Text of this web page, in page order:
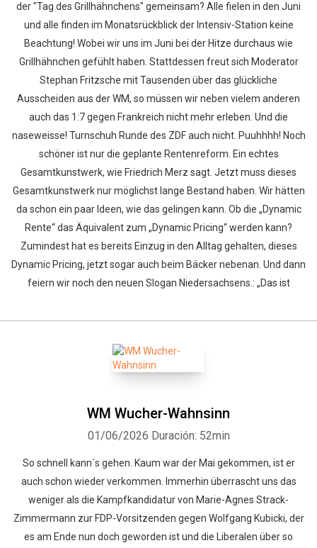
der "Tag des Grillhähnchens" gemeinsam? Alle fielen in den Juni
und alle finden im Monatsrückblick der Intensiv-Station keine
Beachtung! Wobei wir uns im Juni bei der Hitze durchaus wie
Grillhähnchen gefühlt haben. Stattdessen freut sich Moderator
Stephan Fritzsche mit Tausenden über das glückliche
Ausscheiden aus der WM, so müssen wir neben vielem anderen
auch das 1:7 gegen Frankreich nicht mehr erleben. Und die
naseweisse! Turnschuh Runde des ZDF auch nicht. Puuhhhh! Noch
schöner ist nur die geplante Rentenreform. Ein echtes
Gesamtkunstwerk, wie Friedrich Merz sagt. Jetzt muss dieses
Gesamtkunstwerk nur möglichst lange Bestand haben. Wir hätten
da schon ein paar Ideen, wie das gelingen kann. Ob die „Dynamic
Rente“ das Äquivalent zum „Dynamic Pricing“ werden kann?
Zumindest hat es bereits Einzug in den Alltag gehalten, dieses
Dynamic Pricing, jetzt sogar auch beim Bäcker nebenan. Und dann
feiern wir noch den neuen Slogan Niedersachsens.: „Das ist
WM Wucher-Wahnsinn
01/06/2026 Duración: 52min
So schnell kann´s gehen. Kaum war der Mai gekommen, ist er
auch schon wieder verkommen. Immerhin überrascht uns das
weniger als die Kampfkandidatur von Marie-Agnes Strack-
Zimmermann zur FDP-Vorsitzenden gegen Wolfgang Kubicki, der
es am Ende nun doch geworden ist und die Liberalen über so